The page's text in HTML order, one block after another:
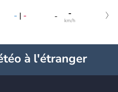
- | - - -
km/h
à l'étranger